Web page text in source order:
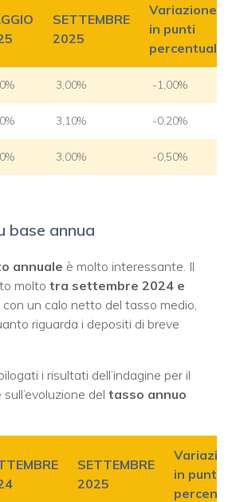
SETTEMBRE
2025
Variazione
in punti
percentuali
3,00% -1,00%
3,10% -0,20%
3,00% -0,50%
base annua
annuale è molto interessante. Il
molto tra settembre 2024 e
con un calo netto del tasso medio,
riguarda i depositi di breve
i risultati dell’indagine per il
del tasso annuo
SETTEMBRE
2025
in punti